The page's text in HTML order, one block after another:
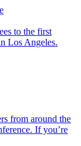
to the first
Los Angeles.
from around the
If you’re